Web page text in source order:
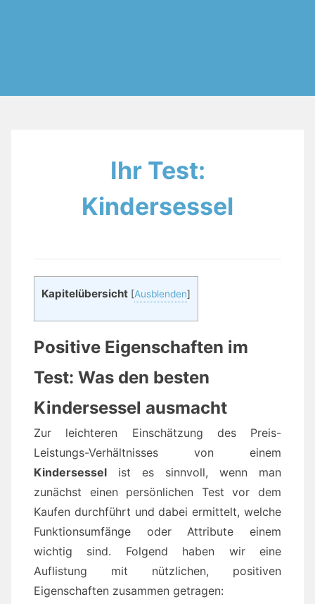
Ihr Test:
Kindersessel
Kapitelübersicht [Ausblenden]
Positive Eigenschaften im
Test: Was den besten
Kindersessel ausmacht
Zur leichteren Einschätzung des Preis-
Leistungs-Verhältnisses von einem
Kindersessel ist es sinnvoll, wenn man
zunächst einen persönlichen Test vor dem
Kaufen durchführt und dabei ermittelt, welche
Funktionsumfänge oder Attribute einem
wichtig sind. Folgend haben wir eine
Auflistung mit nützlichen, positiven
Eigenschaften zusammen getragen: